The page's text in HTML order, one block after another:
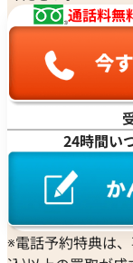
い高価買取を心が
なダイヤルや個性
極めて少ない限
の高いモデル、
は一線を画すプレ
って最良の結果
りの励みです。今
いよう、サービス
できるよう精進
以外にも、貴金
えの際は、ぜひ「
の大切なお品物を
エテルナ
エドックス
EBERHARD
エベラール
EBEL
エベル
EPOS
エポス
Hermes
エルメス
Graham
グラハム
Grand Seiko
CORUM
コルム
Concord
コンコルド
ジェラルド・ジ
Jaeger-
ジャガー・ルク
Jaquet Droz
ジャケ・ドロー
Girard-
ジラール・ペル
Sinn
ジン
STOWA
ストーヴァ
ピアジェ
PIERRE KUNZ
ピエール・クン
FRANCK
フランク ミュ
ブシュロン
BREITLING
ブライトリング
Blancpain
ブランパン
BVLGARI
レッセンス
ロジェ・デュブ
ROLEX
ロレックス
LONGINES
ロンジン
通話料無
24時間い
※電話予約特典は